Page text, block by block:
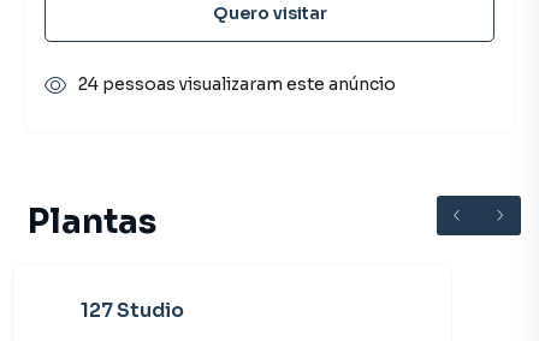
Plantas
127 Studio
Quero visitar
24 pessoas visualizaram este anúncio